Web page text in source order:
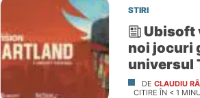
STIRI
Ubisoft
noi jocuri
universul
DE CLAUDIU
CITIRE ÎN < 1